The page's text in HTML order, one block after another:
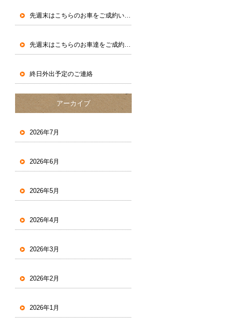
先週末はこちらのお車をご成約いただきました。
先週末はこちらのお車達をご成約いただきました。
終日外出予定のご連絡
アーカイブ
2026年7月
2026年6月
2026年5月
2026年4月
2026年3月
2026年2月
2026年1月